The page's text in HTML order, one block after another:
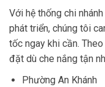
Với hệ thống chi
phát triển, chúng tôi
tốc ngay khi cần.
đặt dù che nắng tận
Phường An Khánh